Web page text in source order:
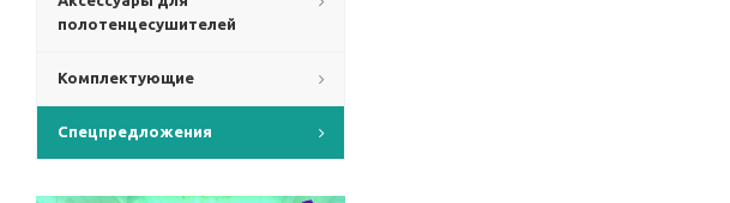
полотенцесушителей
Комплектующие
Спецпредложения